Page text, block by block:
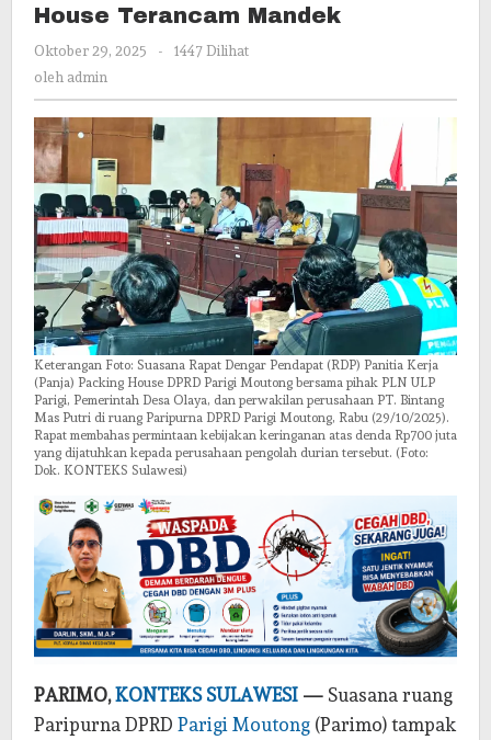
Rp700
Investasi
House
Mandek
House Terancam Mandek
Oktober 29, 2025
oleh
-
1447 Dilihat
oleh admin
Keterangan Foto: Suasana Rapat Dengar Pendapat (RDP) Panitia Kerja
(Panja) Packing House DPRD Parigi Moutong bersama pihak PLN ULP
Parigi, Pemerintah Desa Olaya, dan perwakilan perusahaan PT. Bintang
Mas Putri di ruang Paripurna DPRD Parigi Moutong, Rabu (29/10/2025).
Rapat membahas permintaan kebijakan keringanan atas denda Rp700 juta
yang dijatuhkan kepada perusahaan pengolah durian tersebut. (Foto:
Dok. KONTEKS Sulawesi)
PARIMO,KONTEKS SULAWESI — Suasana ruang
Paripurna DPRD Parigi Moutong (Parimo) tampak